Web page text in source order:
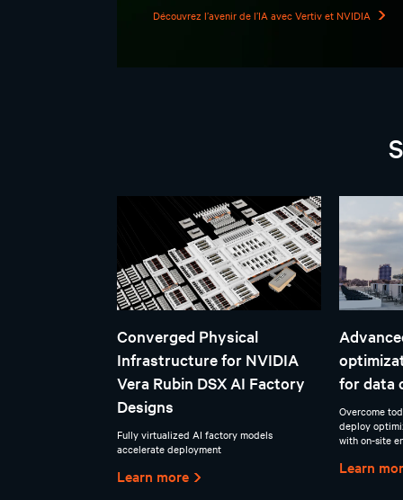
Découvrez l’avenir de l’IA avec Vertiv et NVIDIA
Converged Physical
Infrastructure for NVIDIA
Vera Rubin DSX AI Factory
Designs
Fully virtualized AI factory models
accelerate deployment
Learn more
for data
Overcome
deploy
with on-site
Learn